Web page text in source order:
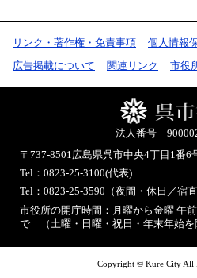
リンク・著作権・免責事項 個人情報
広告掲載について 関連リンク 市役
法人番号
〒737-8501広島県呉市中央4丁目1番6
Tel：0823-25-3100(代表)
Tel：0823-25-3590（夜間・休日／宿直
市役所の開庁時間：月曜から金曜 午
で （土曜・日曜・祝日・年末年始を
Copyright © Kure City All